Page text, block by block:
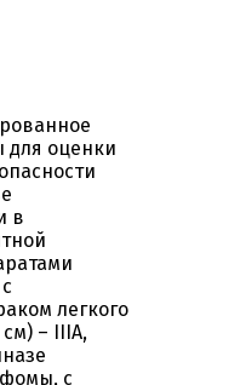
для оценки
в
легкого
– IIIA,
с